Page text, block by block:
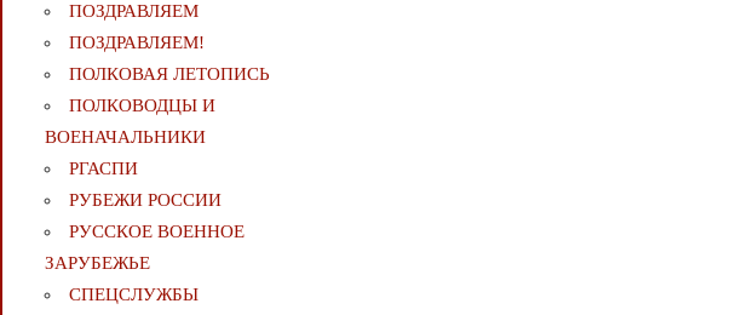
ПОЗДРАВЛЯЕМ
ПОЗДРАВЛЯЕМ!
ПОЛКОВАЯ ЛЕТОПИСЬ
ПОЛКОВОДЦЫ И
ВОЕНАЧАЛЬНИКИ
РГАСПИ
РУБЕЖИ РОССИИ
РУССКОЕ ВОЕННОЕ
ЗАРУБЕЖЬЕ
СПЕЦСЛУЖБЫ